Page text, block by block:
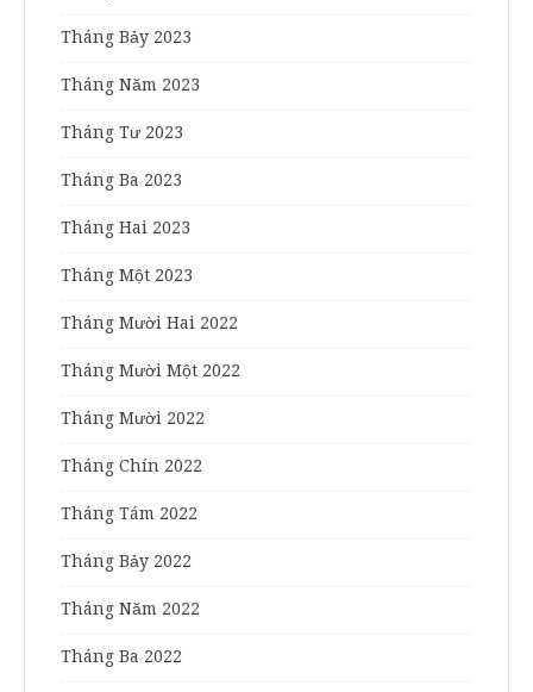
Tháng Bảy 2023
Tháng Năm 2023
Tháng Tư 2023
Tháng Ba 2023
Tháng Hai 2023
Tháng Một 2023
Tháng Mười Hai 2022
Tháng Mười Một 2022
Tháng Mười 2022
Tháng Chín 2022
Tháng Tám 2022
Tháng Bảy 2022
Tháng Năm 2022
Tháng Ba 2022